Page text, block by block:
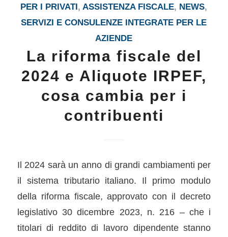
PER I PRIVATI,ASSISTENZA FISCALE, NEWS,
SERVIZI E CONSULENZE INTEGRATE PER LE
AZIENDE
La riforma fiscale del
2024 e Aliquote IRPEF,
cosa cambia per i
contribuenti
Il 2024 sarà un anno di grandi cambiamenti per
il sistema tributario italiano. Il primo modulo
della riforma fiscale, approvato con il decreto
legislativo 30 dicembre 2023, n. 216 – che i
titolari di reddito di lavoro dipendente stanno